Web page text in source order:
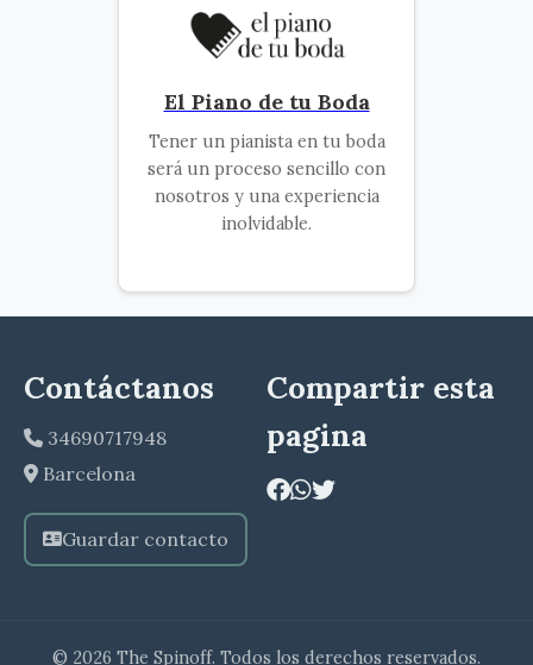
El Piano de tu Boda
Tener un pianista en tu boda
será un proceso sencillo con
nosotros y una experiencia
inolvidable.
Contáctanos
34690717948
Barcelona
Guardar contacto
Compartir esta
pagina
© 2026 The Spinoff. Todos los derechos reservados.